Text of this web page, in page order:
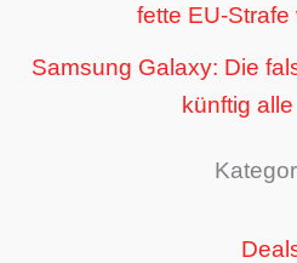
fette EU-Strafe
Samsung Galaxy: Die
künftig